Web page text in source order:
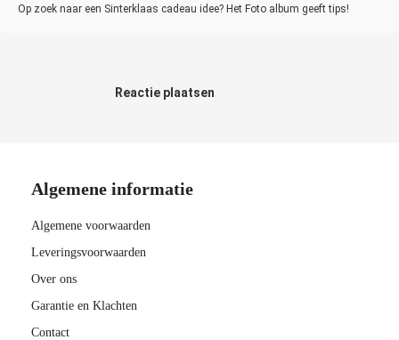
Op zoek naar een Sinterklaas cadeau idee? Het Foto album geeft tips!
Reactie plaatsen
Algemene informatie
Algemene voorwaarden
Leveringsvoorwaarden
Over ons
Garantie en Klachten
Contact